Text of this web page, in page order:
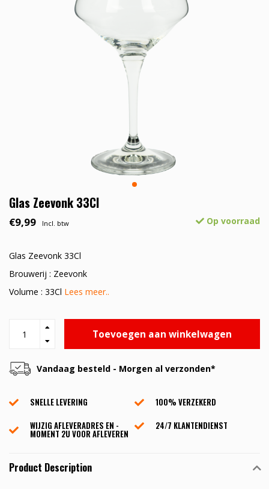
Glas Zeevonk 33Cl
€9,99 Incl. btw Op voorraad
Glas Zeevonk 33Cl
Brouwerij : Zeevonk
Volume : 33Cl Lees meer..
Toevoegen aan winkelwagen
Vandaag besteld - Morgen al verzonden*
SNELLE LEVERING
100% VERZEKERD
WIJZIG AFLEVERADRES EN -
MOMENT 2U VOOR AFLEVEREN
24/7 KLANTENDIENST
Product Description